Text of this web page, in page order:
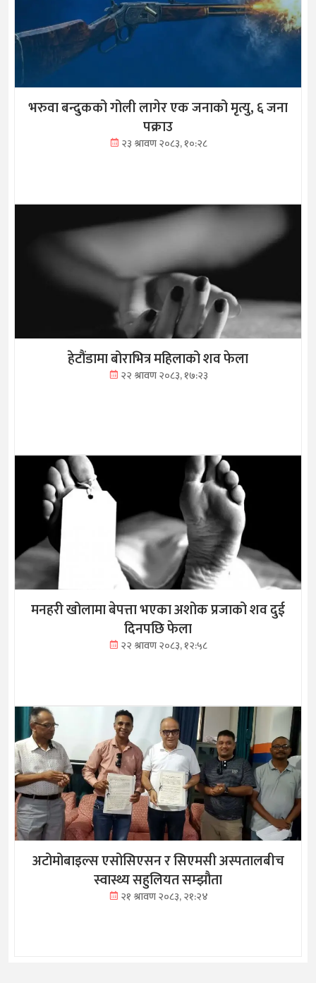
भरुवा बन्दुकको गोली लागेर एक जनाको मृत्यु, ६ जना
पक्राउ
२३ श्रावण २०८३, १०:२८
हेटौंडामा बोराभित्र महिलाको शव फेला
२२ श्रावण २०८३, १७:२३
मनहरी खोलामा बेपत्ता भएका अशोक प्रजाको शव दुई
दिनपछि फेला
२२ श्रावण २०८३, १२:५८
अटोमोबाइल्स एसोसिएसन र सिएमसी अस्पतालबीच
स्वास्थ्य सहुलियत सम्झौता
२१ श्रावण २०८३, २१:२४